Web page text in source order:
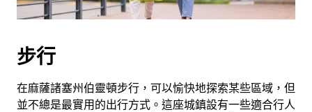
步行
在麻薩諸塞州伯靈頓步行，可以愉快地探索某些區域，但
並不總是最實用的出行方式。這座城鎮設有一些適合行人